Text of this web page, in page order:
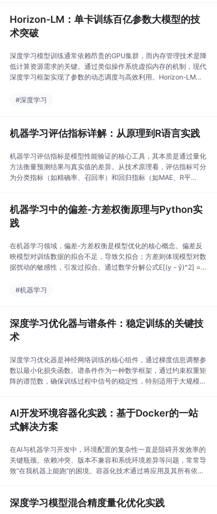
Horizon-LM：单卡训练百亿参数大模型的技
术突破
深度学习模型训练通常依赖昂贵的GPU集群，而内存管理技术是降
低计算资源需求的关键。通过类似操作系统虚拟内存的机制，现代
深度学习框架实现了参数的动态调度与高效利用。Horizon-LM项
计和动态梯度累积技术，在消费级显卡上实现了百亿参数大模型的
#深度学习
机器学习评估指标详解：从原理到R语言实践
机器学习评估指标是模型性能验证的核心工具，其本质是通过量化
方法衡量预测结果与真实值的差异。从技术原理看，评估指标可分
为分类指标（如精确率、召回率）和回归指标（如MAE、R平
特别在金融风控、医疗诊断等高风险场景中，指标选择直接影响业
务决策。R语言作为统计计算利器，提供了caret、pRO
机器学习中的偏差-方差权衡原理与Python实
践
在机器学习领域，偏差-方差权衡是模型优化的核心概念。偏差反
映模型对训练数据的拟合不足，导致欠拟合；方差则体现模型对数
据扰动的敏感性，引发过拟合。通过数学分解公式E[(y - ŷ)^2] = B
n库提供了多项式回归、正则化等工具来平衡两者。典型应用场景
#机器学习
深度学习优化器与谱条件：稳定训练的关键技
术
深度学习优化器是神经网络训练的核心组件，通过梯度信息调整参
数以最小化损失函数。谱条件作为一种数学框架，通过约束权重矩
阵的谱范数，确保训练过程中信号的稳定性，特别适用于大规模模
的谱范数比例关系和参数更新时的协调，这对深度网络的稳定训练
至关重要。在实际应用中，结合层归一
AI开发环境容器化实践：基于Docker的一站
式解决方案
在AI与机器学习开发中，环境配置的复杂性一直是阻碍开发效率的
关键瓶颈。依赖冲突、版本不兼容和系统环境差异等问题，常常导
致“在我机器上能跑”的困境。容器化技术通过将应用及其所有依赖
团队协作的统一。这一理念在AI开发领域尤为重要，能够支持从模
深度学习模型混合精度量化优化实践